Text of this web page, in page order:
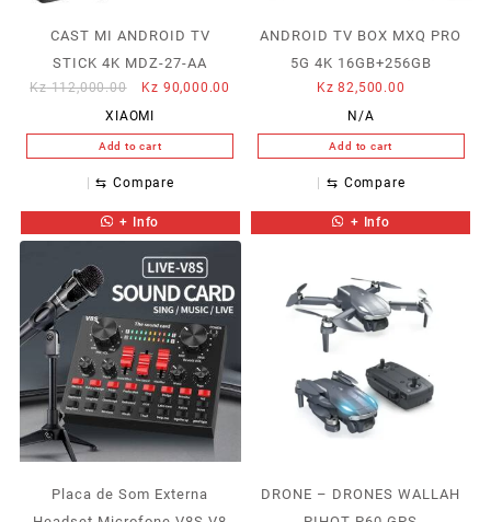
CAST MI ANDROID TV
STICK 4K MDZ-27-AA
Kz112,000.00
Original
price
was:
Kz 112,000.00.
Kz 90,000.00
is:
Kz 90,000.00.
XIAOMI
Add to cart
⇆ Compare
+ Info
ANDROID TV BOX MXQ PRO
5G 4K 16GB+256GB
Kz 82,500.00
N/A
Add to cart
⇆ Compare
+ Info
Placa de Som Externa
DRONE – DRONES WALLAH